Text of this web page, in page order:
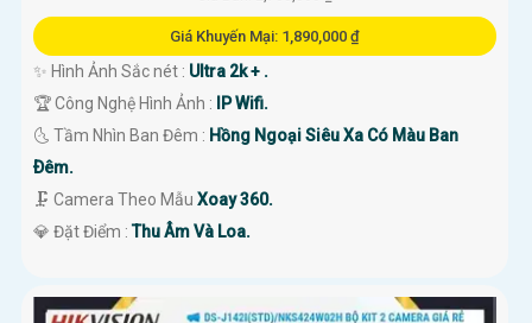
Giá Khuyến Mại: 1,890,000 ₫
✨ Hình Ảnh Sắc nét : Ultra 2k + .
🏆 Công Nghệ Hình Ảnh : IP Wifi.
🌜 Tầm Nhìn Ban Đêm : Hồng Ngoại Siêu Xa Có Màu Ban
Ðêm.
🗜️ Camera Theo Mẫu Xoay 360.
️💎 Đặt Điểm :Thu Âm Và Loa.